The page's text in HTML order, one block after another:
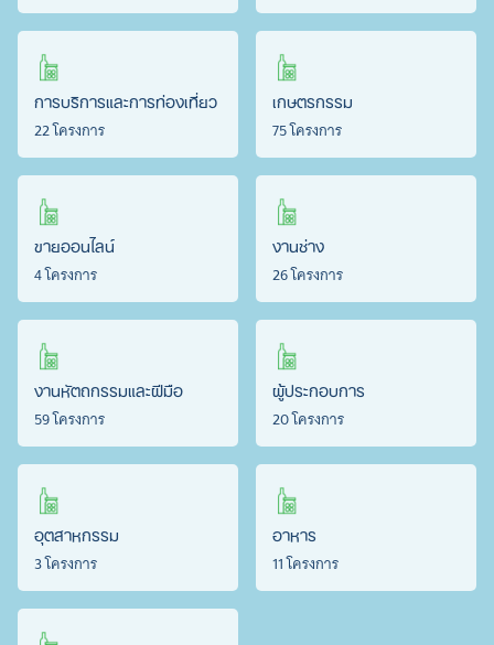
การบริการและการท่องเที่ยว
22 โครงการ
เกษตรกรรม
75 โครงการ
ขายออนไลน์
4 โครงการ
งานช่าง
26 โครงการ
งานหัตถกรรมและฝีมือ
59 โครงการ
ผู้ประกอบการ
20 โครงการ
อุตสาหกรรม
3 โครงการ
อาหาร
11 โครงการ